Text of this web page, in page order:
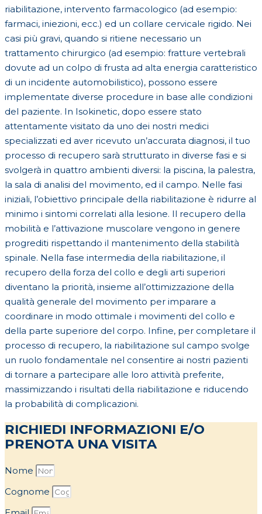
riabilitazione, intervento farmacologico (ad esempio:
farmaci, iniezioni, ecc.) ed un collare cervicale rigido. Nei
casi più gravi, quando si ritiene necessario un
trattamento chirurgico (ad esempio: fratture vertebrali
dovute ad un colpo di frusta ad alta energia caratteristico
di un incidente automobilistico), possono essere
implementate diverse procedure in base alle condizioni
del paziente. In Isokinetic, dopo essere stato
attentamente visitato da uno dei nostri medici
specializzati ed aver ricevuto un’accurata diagnosi, il tuo
processo di recupero sarà strutturato in diverse fasi e si
svolgerà in quattro ambienti diversi: la piscina, la palestra,
la sala di analisi del movimento, ed il campo. Nelle fasi
iniziali, l’obiettivo principale della riabilitazione è ridurre al
minimo i sintomi correlati alla lesione. Il recupero della
mobilità e l’attivazione muscolare vengono in genere
progrediti rispettando il mantenimento della stabilità
spinale. Nella fase intermedia della riabilitazione, il
recupero della forza del collo e degli arti superiori
diventano la priorità, insieme all’ottimizzazione della
qualità generale del movimento per imparare a
coordinare in modo ottimale i movimenti del collo e
della parte superiore del corpo. Infine, per completare il
processo di recupero, la riabilitazione sul campo svolge
un ruolo fondamentale nel consentire ai nostri pazienti
di tornare a partecipare alle loro attività preferite,
massimizzando i risultati della riabilitazione e riducendo
la probabilità di complicazioni.
RICHIEDI INFORMAZIONI E/O
PRENOTA UNA VISITA
Nome
Cognome